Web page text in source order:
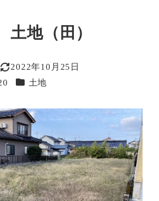
地（田）
更新日
2022年10月25日
ーカテゴリー
土地